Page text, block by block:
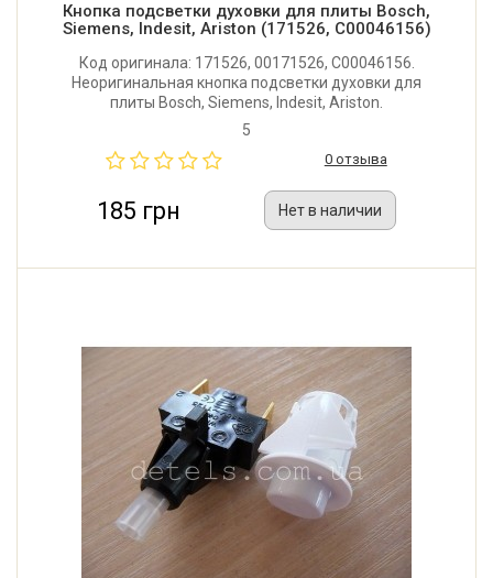
Кнопка подсветки духовки для плиты Bosch,
Siemens, Indesit, Ariston (171526, C00046156)
Код оригинала: 171526, 00171526, C00046156.
Неоригинальная кнопка подсветки духовки для
плиты Bosch, Siemens, Indesit, Ariston.
Производитель: Soken (Китай), Хорошее качество.
5
0 отзыва
185 грн Нет в наличии